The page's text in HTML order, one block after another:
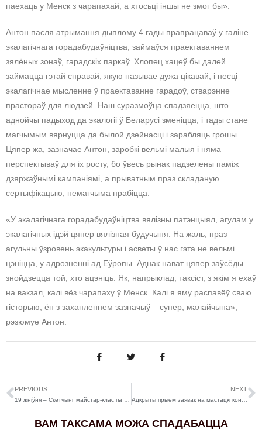
паехаць у Менск з чарапахай, а хтосьці іншы не змог бы».
Антон пасля атрымання дыплому 4 гады прапрацаваў у галіне
экалагічнага горадабудаўніцтва, займаўся праектаваннем
зялёных зонаў, гарадскіх паркаў. Хлопец хацеў бы далей
займацца гэтай справай, якую называе дужа цікавай, і несці
экалагічнае мысленне ў праектаванне гарадоў, стварэнне
прастораў для людзей. Наш суразмоўца спадзяецца, што
аднойчы падыход да экалогіі ў Беларусі зменіцца, і тады стане
магчымым вярнуцца да былой дзейнасці і зарабляць грошы.
Цяпер жа, зазначае Антон, заробкі вельмі малыя і няма
перспектываў для іх росту, бо ўвесь рынак падзелены паміж
дзяржаўнымі кампаніямі, а прыватным праз складаную
сертыфікацыю, немагчыма прабіцца.
«У экалагічнага горадабудаўніцтва вялізны патэнцыял, агулам у
экалагічных ідэй цяпер вялізная будучыня. На жаль, праз
агульны ўзровень экакультуры і асветы ў нас гэта не вельмі
цэніцца, у адрозненні ад Еўропы. Аднак нават цяпер заўсёды
знойдзецца той, хто ацэніць. Як, напрыклад, таксіст, з якім я ехаў
на вакзал, калі вёз чарапаху ў Менск. Калі я яму распавёў сваю
гісторыю, ён з захапленнем зазначыў – супер, малайчына», –
рэзюмуе Антон.
PREVIOUS NEXT
ВАМ ТАКСАМА МОЖА СПАДАБАЦЦА